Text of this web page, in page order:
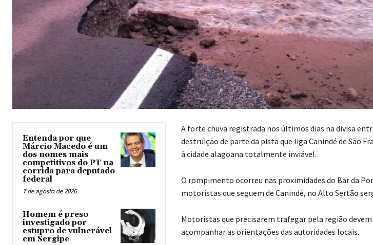
Entenda por que
Márcio Macedo é um
dos nomes mais
competitivos do PT na
corrida para deputado
federal
7 de agosto de 2026
Homem é preso
investigado por
estupro de vulnerável
em Sergipe
A forte chuva registrada nos últimos dias na divisa
destruição de parte da pista que liga Canindé de São
à cidade alagoana totalmente inviável.
O rompimento ocorreu nas proximidades do Bar da
motoristas que seguem de Canindé, no Alto Sertão
Motoristas que precisarem trafegar pela região
acompanhar as orientações das autoridades locais.